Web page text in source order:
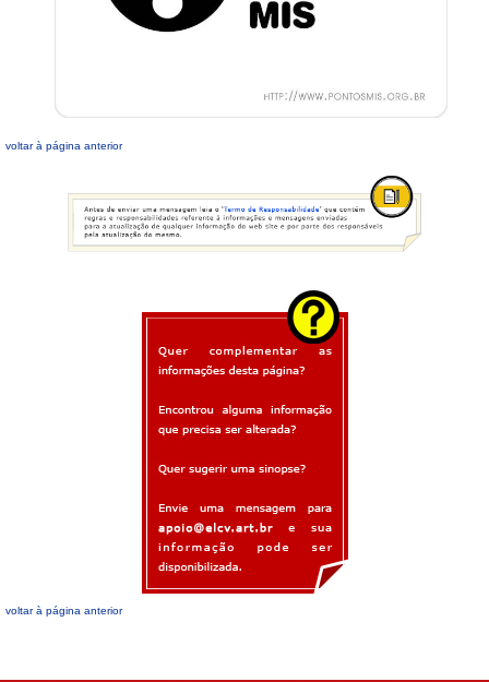
voltar à página anterior
voltar à página anterior